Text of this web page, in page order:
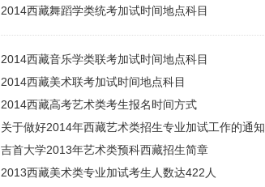
2014西藏舞蹈学类统考加试时间地点科目
2014西藏音乐学类联考加试时间地点科目
2014西藏美术联考加试时间地点科目
2014西藏高考艺术类考生报名时间方式
关于做好2014年西藏艺术类招生专业加试工作的通知
吉首大学2013年艺术类预科西藏招生简章
2013西藏美术类专业加试考生人数达422人